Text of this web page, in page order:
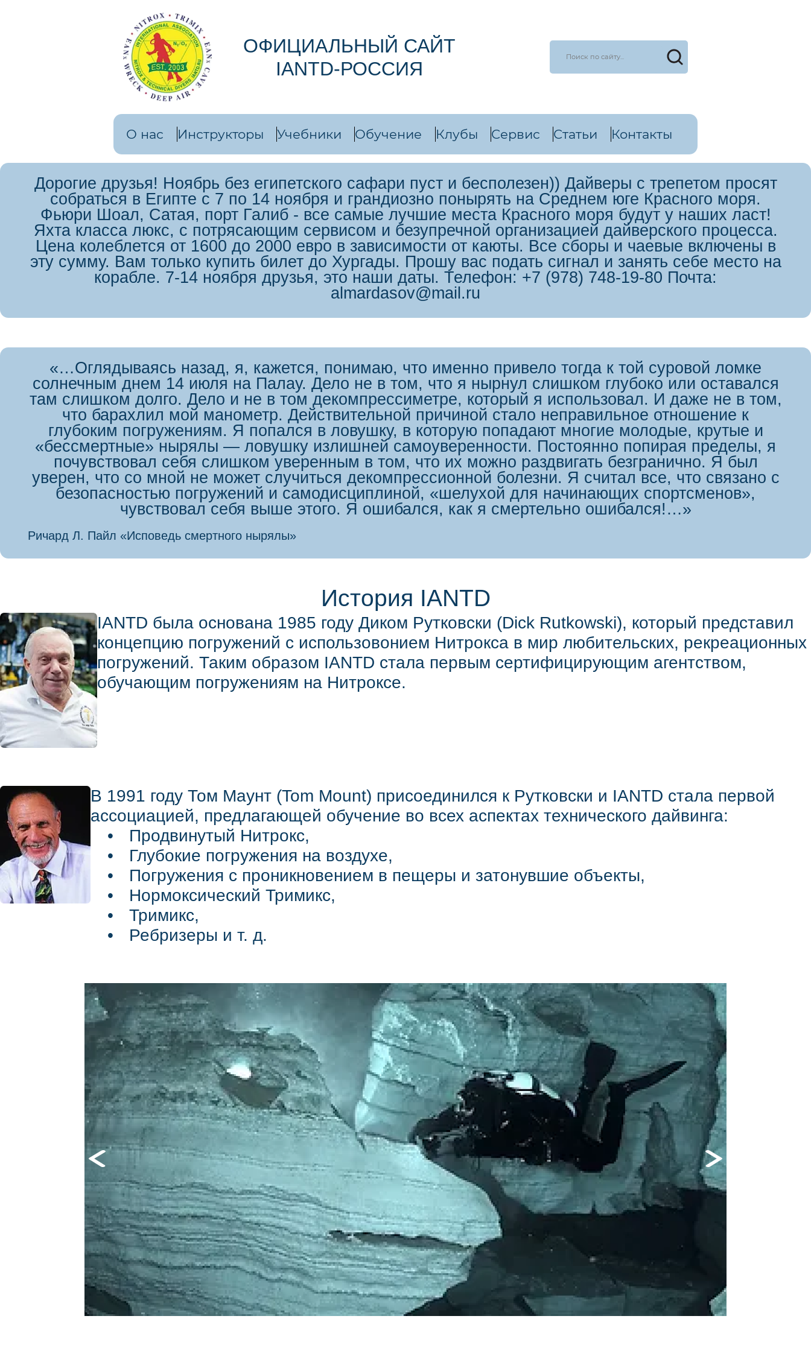
ОФИЦИАЛЬНЫЙ САЙТ
IANTD-РОССИЯ
О нас Инструкторы Учебники Обучение Клубы Сервис Статьи Контакты
Дорогие друзья! Ноябрь без египетского сафари пуст и бесполезен)) Дайверы с трепетом просят
собраться в Египте с 7 по 14 ноября и грандиозно понырять на Среднем юге Красного моря.
Фьюри Шоал, Сатая, порт Галиб - все самые лучшие места Красного моря будут у наших ласт!
Яхта класса люкс, с потрясающим сервисом и безупречной организацией дайверского процесса.
Цена колеблется от 1600 до 2000 евро в зависимости от каюты. Все сборы и чаевые включены в
эту сумму. Вам только купить билет до Хургады. Прошу вас подать сигнал и занять себе место на
корабле. 7-14 ноября друзья, это наши даты. Телефон: +7 (978) 748-19-80 Почта:
almardasov@mail.ru
«…Оглядываясь назад, я, кажется, понимаю, что именно привело тогда к той суровой ломке
солнечным днем 14 июля на Палау. Дело не в том, что я нырнул слишком глубоко или оставался
там слишком долго. Дело и не в том декомпрессиметре, который я использовал. И даже не в том,
что барахлил мой манометр. Действительной причиной стало неправильное отношение к
глубоким погружениям. Я попался в ловушку, в которую попадают многие молодые, крутые и
«бессмертные» нырялы — ловушку излишней самоуверенности. Постоянно попирая пределы, я
почувствовал себя слишком уверенным в том, что их можно раздвигать безгранично. Я был
уверен, что со мной не может случиться декомпрессионной болезни. Я считал все, что связано с
безопасностью погружений и самодисциплиной, «шелухой для начинающих спортсменов»,
чувствовал себя выше этого. Я ошибался, как я смертельно ошибался!…»
Ричард Л. Пайл «Исповедь смертного нырялы»
История IANTD
IANTD была основана 1985 году Диком Рутковски (Dick Rutkowski), который представил
концепцию погружений с использовонием Нитрокса в мир любительских, рекреационных
погружений. Таким образом IANTD стала первым сертифицирующим агентством,
обучающим погружениям на Нитроксе.
В 1991 году Том Маунт (Tom Mount) присоединился к Рутковски и IANTD стала первой
ассоциацией, предлагающей обучение во всех аспектах технического дайвинга:
Продвинутый Нитрокс,
Глубокие погружения на воздухе,
Погружения с проникновением в пещеры и затонувшие объекты,
Нормоксический Тримикс,
Тримикс,
Ребризеры и т. д.